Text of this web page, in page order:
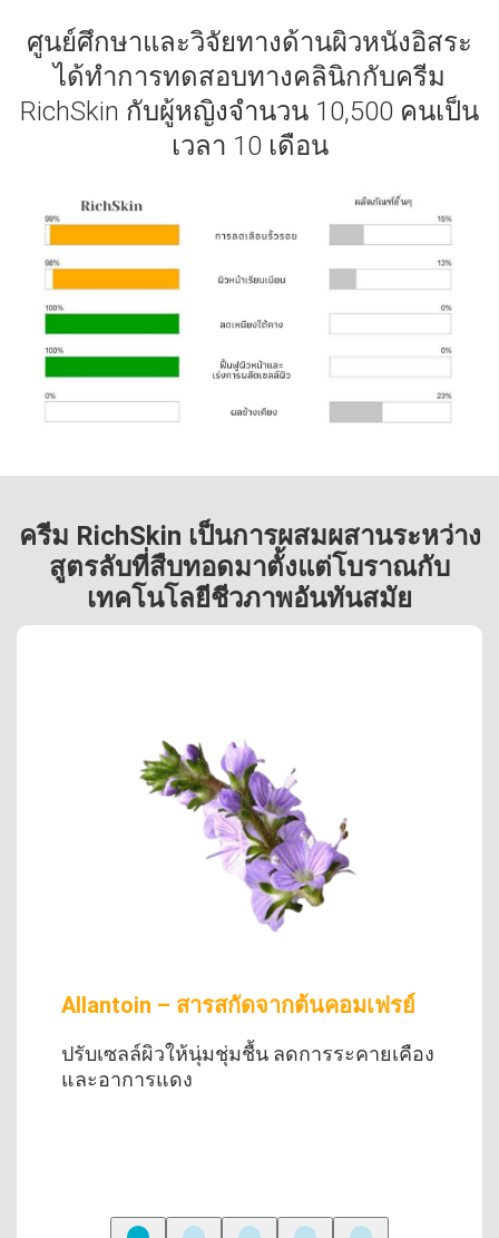
ศูนย์ศึกษาและวิจัยทางด้านผิวหนังอิสระ
ได้ทำการทดสอบทางคลินิกกับครีม
RichSkin กับผู้หญิงจำนวน 10,500 คนเป็น
เวลา 10 เดือน
ครีม RichSkin เป็นการผสมผสานระหว่าง
สูตรลับที่สืบทอดมาตั้งแต่โบราณกับ
เทคโนโลยีชีวภาพอันทันสมัย
Allantoin – สารสกัดจากต้นคอมเฟรย์
ปรับเซลล์ผิวให้นุ่มชุ่มชื้น ลดการระคายเคือง
และอาการแดง